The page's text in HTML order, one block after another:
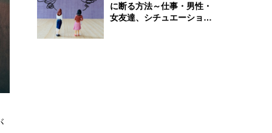
に断る方法～仕事・男性・
女友達、シチュエーション